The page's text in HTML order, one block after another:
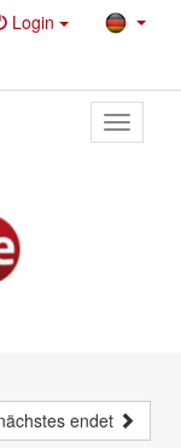
Login
Toggle
primary
endet